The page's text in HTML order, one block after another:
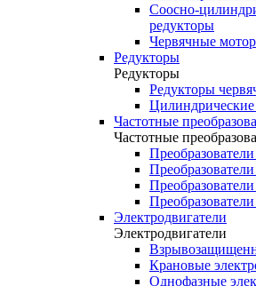
Соосно-
редукторы
Червячные
Редукторы
Редукторы
Редукторы
Частотные
Частотные
Электродвигатели
Электродвигатели
Крановые
Однофазные